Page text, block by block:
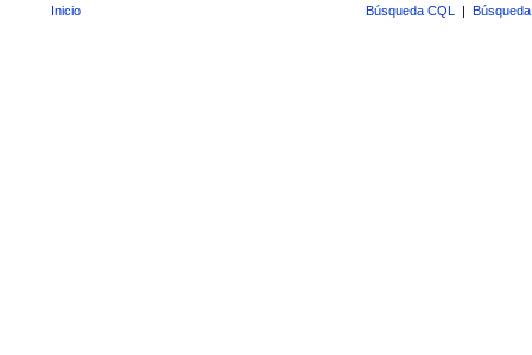
Inicio Búsqueda CQL